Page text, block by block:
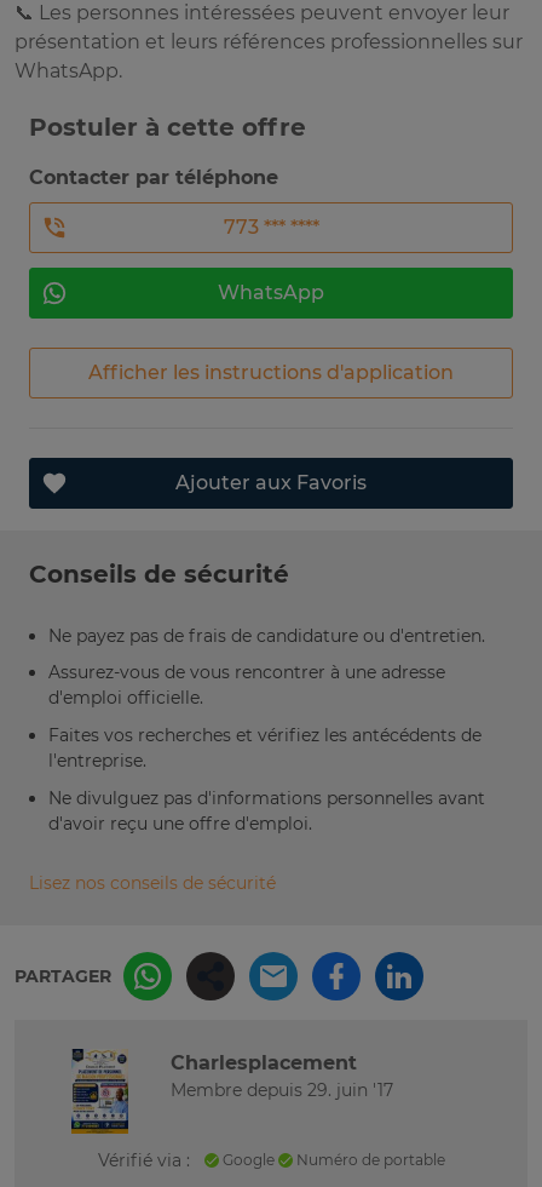
📞 Les personnes intéressées peuvent envoyer leur
présentation et leurs références professionnelles sur
WhatsApp.
Postuler à cette offre
Contacter par téléphone
773 *** ****
WhatsApp
Afficher les instructions d'application
Ajouter aux Favoris
Conseils de sécurité
Ne payez pas de frais de candidature ou d'entretien.
Assurez-vous de vous rencontrer à une adresse
d'emploi officielle.
Faites vos recherches et vérifiez les antécédents de
l'entreprise.
Ne divulguez pas d'informations personnelles avant
d'avoir reçu une offre d'emploi.
Lisez nos conseils de sécurité
PARTAGER
Charlesplacement
Membre depuis 29. juin '17
Vérifié via : Google Numéro de portable